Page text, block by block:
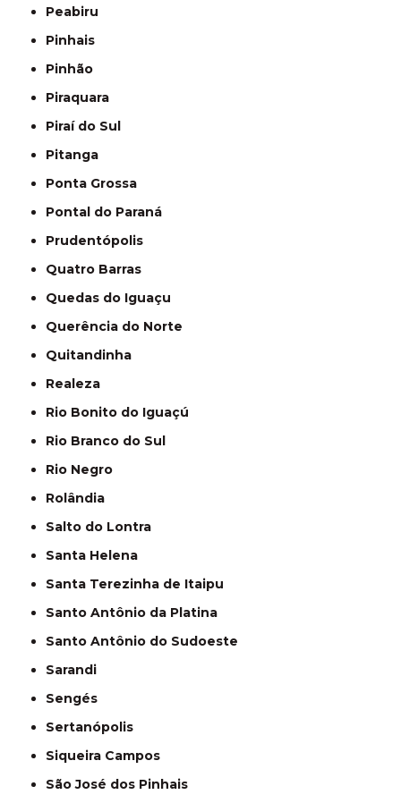
Peabiru
Pinhais
Pinhão
Piraquara
Piraí do Sul
Pitanga
Ponta Grossa
Pontal do Paraná
Prudentópolis
Quatro Barras
Quedas do Iguaçu
Querência do Norte
Quitandinha
Realeza
Rio Bonito do Iguaçú
Rio Branco do Sul
Rio Negro
Rolândia
Salto do Lontra
Santa Helena
Santa Terezinha de Itaipu
Santo Antônio da Platina
Santo Antônio do Sudoeste
Sarandi
Sengés
Sertanópolis
Siqueira Campos
São José dos Pinhais